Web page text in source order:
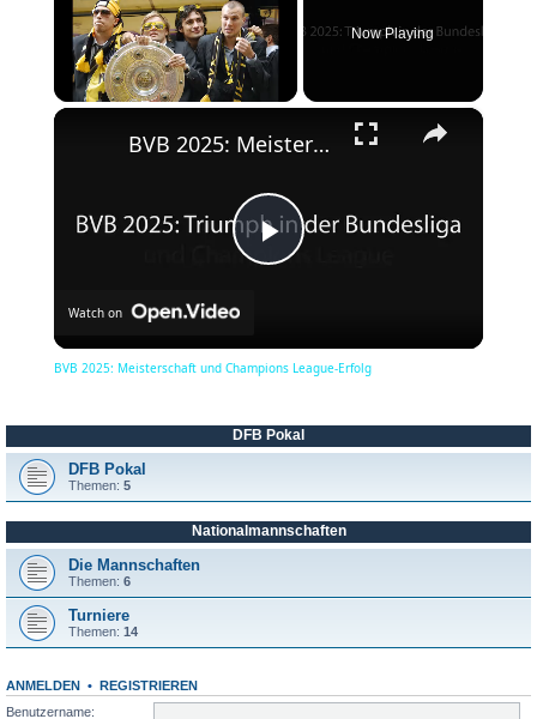
Now Playing
×
P
V
d
BVB 2025: Meisterschaft und Champions League-Erfolg
Watch on
BVB 2025: Meisterschaft und Champions League-Erfolg
DFB Pokal
DFB Pokal
Themen: 5
Nationalmannschaften
Die Mannschaften
Themen: 6
Turniere
Themen: 14
ANMELDEN •
REGISTRIEREN
Benutzername: